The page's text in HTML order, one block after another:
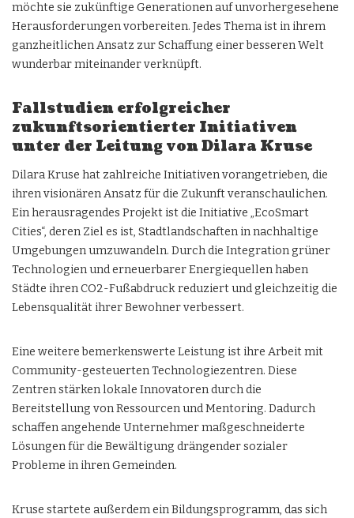
möchte sie zukünftige Generationen auf unvorhergesehene
Herausforderungen vorbereiten. Jedes Thema ist in ihrem
ganzheitlichen Ansatz zur Schaffung einer besseren Welt
wunderbar miteinander verknüpft.
Fallstudien erfolgreicher
zukunftsorientierter Initiativen
unter der Leitung von Dilara Kruse
Dilara Kruse hat zahlreiche Initiativen vorangetrieben, die
ihren visionären Ansatz für die Zukunft veranschaulichen.
Ein herausragendes Projekt ist die Initiative „EcoSmart
Cities“, deren Ziel es ist, Stadtlandschaften in nachhaltige
Umgebungen umzuwandeln. Durch die Integration grüner
Technologien und erneuerbarer Energiequellen haben
Städte ihren CO2-Fußabdruck reduziert und gleichzeitig die
Lebensqualität ihrer Bewohner verbessert.
Eine weitere bemerkenswerte Leistung ist ihre Arbeit mit
Community-gesteuerten Technologiezentren. Diese
Zentren stärken lokale Innovatoren durch die
Bereitstellung von Ressourcen und Mentoring. Dadurch
schaffen angehende Unternehmer maßgeschneiderte
Lösungen für die Bewältigung drängender sozialer
Probleme in ihren Gemeinden.
Kruse startete außerdem ein Bildungsprogramm, das sich